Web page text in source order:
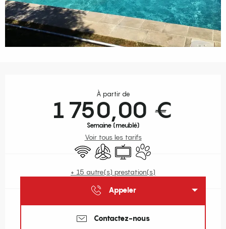
À partir de
1 750,00 €
Semaine (meublé)
Voir tous les tarifs
WiFi Air conditionné
TélévisionAnimaux acceptés
+ 15 autre(s) prestation(s)
Appeler
Contactez-nous